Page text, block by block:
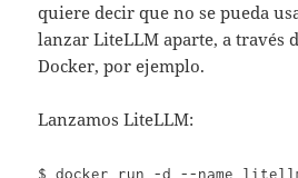
quiere decir que no se pueda
lanzar LiteLLM aparte, a través
Docker, por ejemplo.
Lanzamos LiteLLM:
$ docker run -d --name